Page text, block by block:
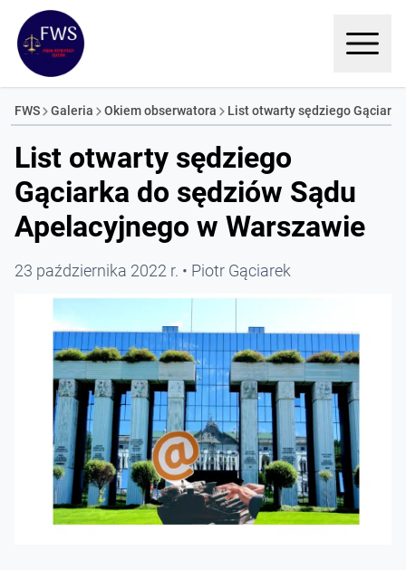
FWS Galeria Okiem obserwatora List otwarty sędziego
List otwarty sędziego
Gąciarka do sędziów Sądu
Apelacyjnego w Warszawie
23 października 2022 r. Piotr Gąciarek